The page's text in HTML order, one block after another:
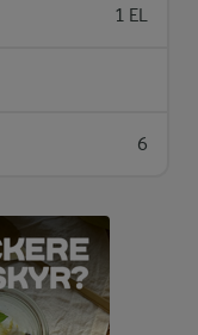
1 EL
6